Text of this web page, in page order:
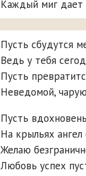
Каждый миг
Пусть сбудутся
Ведь у тебя
Пусть
Неведомой,
Пусть
На крыльях ангел
Желаю
Любовь успех